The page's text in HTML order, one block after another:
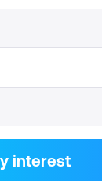
Giu 2026
interest